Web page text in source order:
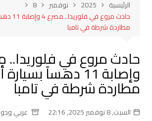
الرئيسية 2025 نوفمبر
8
حادث مروع
مطاردة شرطة في تامبا
وإصابة 11 دهساً
مطاردة شرطة في تامبا
السبت, 8 نوفمبر 2025, 22:16 عربي